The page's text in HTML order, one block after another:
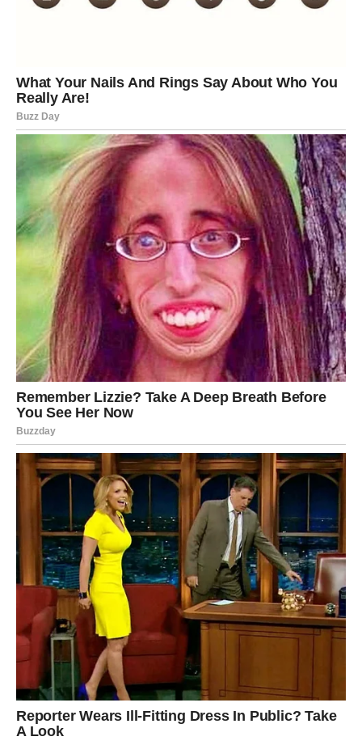
rezultate.
Za Blizance počinje veoma dinamičan period. Telefon će
često zvoniti, stići će mnogo poruka i razgovora vezanih
za posao.
Moguće je da ćete raditi više nego inače, ali će se trud
isplatiti. Novac dolazi kroz komunikaciju, trgovinu,
internet, marketing ili saradnju sa ljudima iz drugih
gradova.
Ipak, budite pažljivi sa potpisivanjem ugovora. Pročitajte
svaki detalj.
Jedna osoba može vam ponuditi poslovnu saradnju koja u
početku neće izgledati posebno zanimljivo, ali bi upravo
ona mogla postati veoma profitabilna u narednim
mesecima.
Izbegavajte impulsivnu kupovinu jer postoji mogućnost
da ćete kasnije zažaliti zbog nepotrebnog troška.
Rak
Rakovi ulaze u period u kojem će mnogo razmišljati o
budućnosti. Mnogi će želeti sigurniji posao ili stabilnije
prihode.
Ako ste dugo čekali razgovor sa nadređenima, sada
dolazi pravi trenutak. Vaše ideje biće mnogo bolje
prihvaćene nego ranije.